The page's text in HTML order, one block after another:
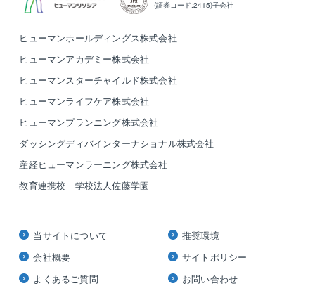
(証券コード:2415)子会社
ヒューマンホールディングス株式会社
ヒューマンアカデミー株式会社
ヒューマンスターチャイルド株式会社
ヒューマンライフケア株式会社
ヒューマンプランニング株式会社
ダッシングディバインターナショナル株式会社
産経ヒューマンラーニング株式会社
教育連携校 学校法人佐藤学園
当サイトについて
会社概要
よくあるご質問
推奨環境
サイトポリシー
お問い合わせ